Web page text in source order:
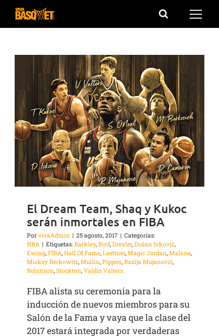
Saltar
El Dream Team, Shaq y Kukoc
serán inmortales en FIBA
PorvivaAdmin | 25 agosto, 2017 | Categorías:
NBA | Etiquetas:Barkley,Bird,Drexler,Dušan Ivković,
Ewing,FIBA,Hall Of Fame,Laettner,Magic Jordan,Malone,
Mickey Berkowitz,Mullin,Pippen,Razija Mujanović,
Robinson,Stockton,Valdis Valters
FIBA alista su ceremonia para la
inducción de nuevos miembros para su
Salón de la Fama y vaya que la clase del
2017 estará integrada por verdaderas